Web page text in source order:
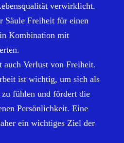
verwirklicht.
Säule Freiheit für einen
Kombination mit
auch Verlust von Freiheit.
ist wichtig, um sich als
fühlen und fördert die
Persönlichkeit. Eine
ein wichtiges Ziel der